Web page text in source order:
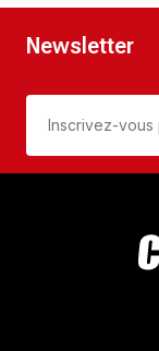
Newsletter